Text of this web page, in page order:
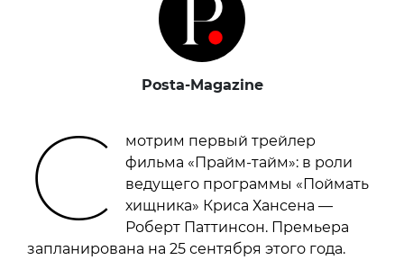
Posta-Magazine
С
мотрим первый трейлер
фильма «Прайм-тайм»: в роли
ведущего программы «Поймать
хищника» Криса Хансена —
Роберт Паттинсон. Премьера
запланирована на 25 сентября этого года.